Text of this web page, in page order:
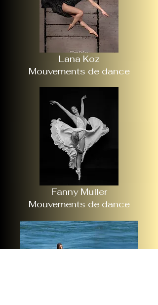
Lana Koz
Mouvements de dance
Fanny Muller
Mouvements de dance